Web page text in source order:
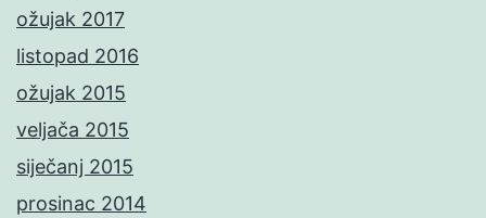
ožujak 2017
listopad 2016
ožujak 2015
veljača 2015
siječanj 2015
prosinac 2014